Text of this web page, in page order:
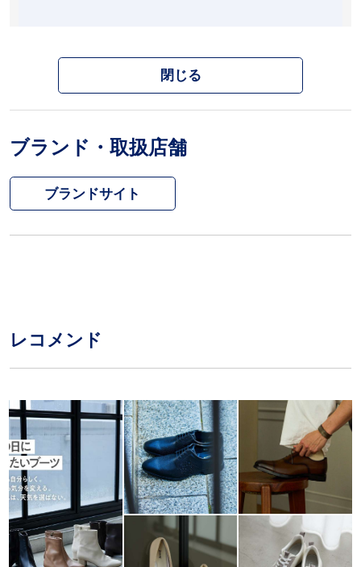
閉じる
ブランド・取扱店舗
ブランドサイト
レコメンド